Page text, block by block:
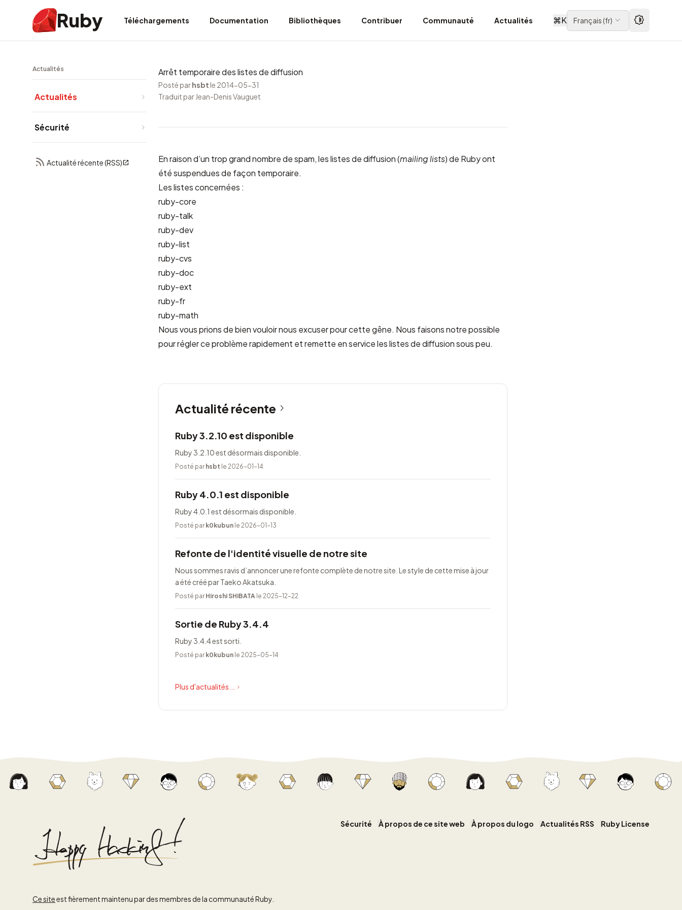
Ruby Téléchargements Documentation Bibliothèques Contribuer Communauté Actualités ⌘K Français(fr)
Actualités
Actualités
Sécurité
Actualité récente (RSS)
Arrêt temporaire des listes de diffusion
Posté parhsbt le 2014-05-31
Traduit par Jean-Denis Vauguet
En raison d’un trop grand nombre de spam, les listes de diffusion (mailing lists) de Ruby ont
été suspendues de façon temporaire.
Les listes concernées :
ruby-core
ruby-talk
ruby-dev
ruby-list
ruby-cvs
ruby-doc
ruby-ext
ruby-fr
ruby-math
Nous vous prions de bien vouloir nous excuser pour cette gêne. Nous faisons notre possible
pour régler ce problème rapidement et remette en service les listes de diffusion sous peu.
Actualité récente
Ruby 3.2.10 est disponible
Ruby 3.2.10 est désormais disponible.
Posté par hsbt le 2026-01-14
Ruby 4.0.1 est disponible
Ruby 4.0.1 est désormais disponible.
Posté par k0kubun le 2026-01-13
Refonte de l'identité visuelle de notre site
Nous sommes ravis d’annoncer une refonte complète de notre site. Le style de cette mise à jour
a été créé par Taeko Akatsuka.
Posté par Hiroshi SHIBATA le 2025-12-22
Sortie de Ruby 3.4.4
Ruby 3.4.4 est sorti.
Posté par k0kubun le 2025-05-14
Plus d'actualités...
Sécurité À propos de ce site web À propos du logo Actualités RSS Ruby License
Ce siteest fièrement maintenu par des membres de la communauté Ruby.